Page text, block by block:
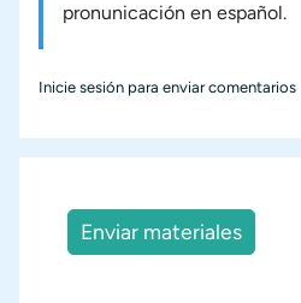
pronunicación en español.
Inicie sesión para enviar comentarios
Enviar materiales